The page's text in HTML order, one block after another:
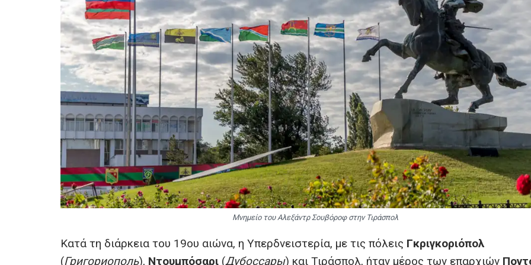
Μνημείο του Αλεξάντρ Σουβόροφ στην Τιράσπολ
Κατά τη διάρκεια του 19ου αιώνα, η Υπερδνειστερία, με τις πόλεις Γκριγκοριόπολ
(Григориополь), Ντουμπόσαρι (Дубоссары) και Τιράσπολ, ήταν μέρος των επαρχιών